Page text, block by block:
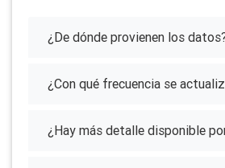
¿De dónde provienen los
¿Con qué frecuencia se
¿Hay más detalle disponible